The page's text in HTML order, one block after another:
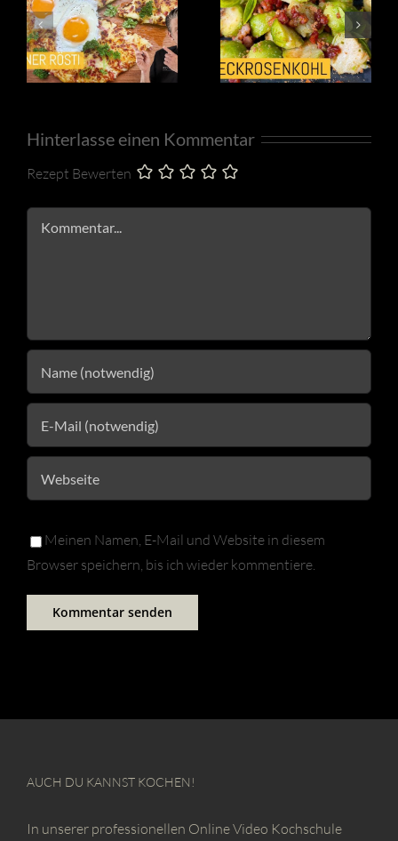
Hinterlasse einen Kommentar
Rezept Bewerten
Kommentar
Meinen Namen, E-Mail und Website in diesem
Browser speichern, bis ich wieder kommentiere.
AUCH DU KANNST KOCHEN!
In unserer professionellen Online Video Kochschule